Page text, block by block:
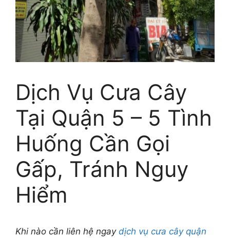
Dịch Vụ Cưa Cây
Tại Quận 5 – 5 Tình
Huống Cần Gọi
Gấp, Tránh Nguy
Hiểm
Khi nào cần liên hệ ngay dịch vụ cưa cây quận